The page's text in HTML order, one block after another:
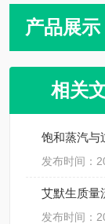
产品展示
相关
饱和蒸汽与
发布时间：
发布时间：